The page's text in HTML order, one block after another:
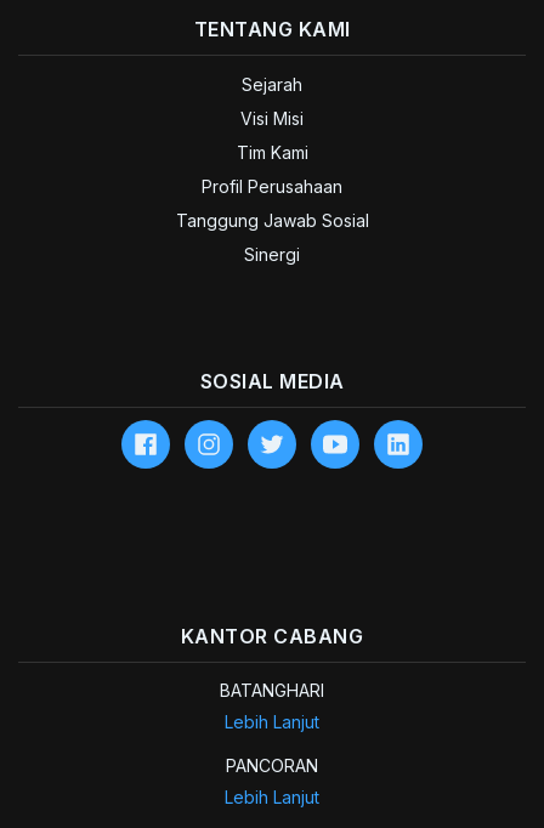
TENTANG KAMI
Sejarah
Visi Misi
Tim Kami
Profil Perusahaan
Tanggung Jawab Sosial
Sinergi
SOSIAL MEDIA
KANTOR CABANG
BATANGHARI
Lebih Lanjut
PANCORAN
Lebih Lanjut